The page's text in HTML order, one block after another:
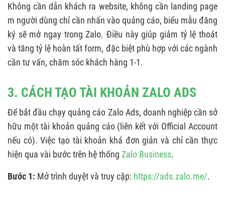
Không cần dẫn khách ra website, không cần landing page
m người dùng chỉ cần nhấn vào quảng cáo, biểu mẫu đăng
ký sẽ mở ngay trong Zalo. Điều này giúp giảm tỷ lệ thoát
và tăng tỷ lệ hoàn tất form, đặc biệt phù hợp với các ngành
cần tư vấn, chăm sóc khách hàng 1-1.
3. CÁCH TẠO TÀI KHOẢN ZALO ADS
Để bắt đầu chạy quảng cáo Zalo Ads, doanh nghiệp cần sở
hữu một tài khoản quảng cáo (liên kết với Official Account
nếu có). Việc tạo tài khoản khá đơn giản và chỉ cần thực
hiện qua vài bước trên hệ thống Zalo Business.
Bước 1: Mở trình duyệt và truy cập: https://ads.zalo.me/.